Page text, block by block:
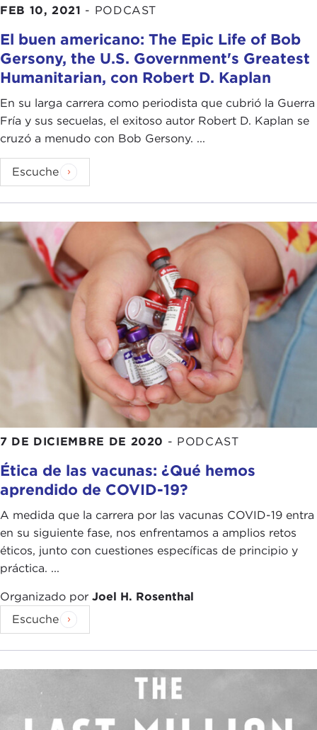
FEB 10, 2021 - PODCAST
El buen americano: The Epic Life of Bob
Gersony, the U.S. Government's Greatest
Humanitarian, con Robert D. Kaplan
En su larga carrera como periodista que cubrió la Guerra
Fría y sus secuelas, el exitoso autor Robert D. Kaplan se
cruzó a menudo con Bob Gersony. ...
Escuche
7 DE DICIEMBRE DE 2020 - PODCAST
Ética de las vacunas: ¿Qué hemos
aprendido de COVID-19?
A medida que la carrera por las vacunas COVID-19 entra
en su siguiente fase, nos enfrentamos a amplios retos
éticos, junto con cuestiones específicas de principio y
práctica. ...
Organizado por Joel H. Rosenthal
Escuche